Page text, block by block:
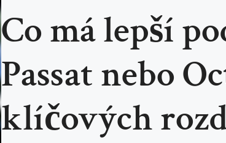
Co má lepší
Passat nebo
klíčových